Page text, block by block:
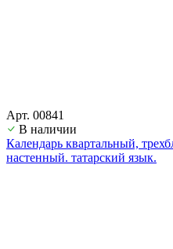
Арт. 00841
В наличии
Календарь квартальный,
настенный. татарский язык.